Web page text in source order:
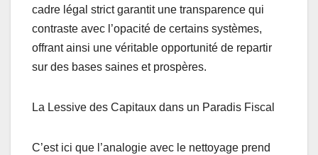
cadre légal strict garantit une transparence qui
contraste avec l’opacité de certains systèmes,
offrant ainsi une véritable opportunité de repartir
sur des bases saines et prospères.
La Lessive des Capitaux dans un Paradis Fiscal
C’est ici que l’analogie avec le nettoyage prend